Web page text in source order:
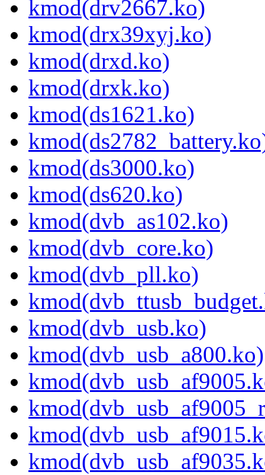
kmod(drv2667.ko)
kmod(drx39xyj.ko)
kmod(drxd.ko)
kmod(drxk.ko)
kmod(ds1621.ko)
kmod(ds3000.ko)
kmod(ds620.ko)
kmod(dvb_as102.ko)
kmod(dvb_core.ko)
kmod(dvb_pll.ko)
kmod(dvb_usb.ko)
kmod(dvb_usb_a800.ko)